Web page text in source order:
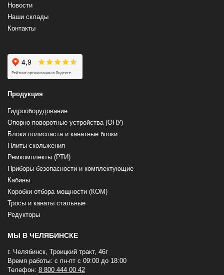
Новости
Наши склады
Контакты
Продукция
Гидрооборудование
Опорно-поворотные устройства (ОПУ)
Блоки полиспаста и канатные блоки
Плиты скольжения
Ремкомплекты (РТИ)
Приборы безопасности и комплектующие
Кабины
Коробки отбора мощности (КОМ)
Тросы и канаты стальные
Редукторы
МЫ В ЧЕЛЯБИНСКЕ
г. Челябинск, Троицкий тракт, 46г
Время работы: с пн-пт с 09:00 до 18:00
Телефон: 8 800 444 00 42